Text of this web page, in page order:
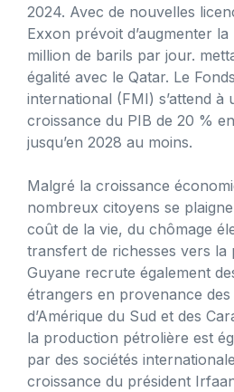
2024. Avec de nouvelles
Exxon prévoit d’augmenter
million de barils par jour.
égalité avec le Qatar. Le
international (FMI) s’attend à
croissance du PIB de 20 %
jusqu’en 2028 au moins.
Malgré la croissance
nombreux citoyens se
coût de la vie, du chômage
transfert de richesses vers la
Guyane recrute également
étrangers en provenance des
d’Amérique du Sud et des
la production pétrolière est
par des sociétés
croissance du président